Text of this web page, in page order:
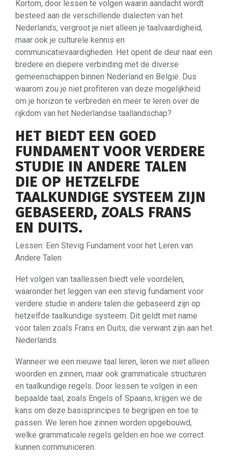
Kortom, door lessen te volgen waarin aandacht wordt
besteed aan de verschillende dialecten van het
Nederlands, vergroot je niet alleen je taalvaardigheid,
maar ook je culturele kennis en
communicatievaardigheden. Het opent de deur naar een
bredere en diepere verbinding met de diverse
gemeenschappen binnen Nederland en België. Dus
waarom zou je niet profiteren van deze mogelijkheid
om je horizon te verbreden en meer te leren over de
rijkdom van het Nederlandse taallandschap?
HET BIEDT EEN GOED
FUNDAMENT VOOR VERDERE
STUDIE IN ANDERE TALEN
DIE OP HETZELFDE
TAALKUNDIGE SYSTEEM ZIJN
GEBASEERD, ZOALS FRANS
EN DUITS.
Lessen: Een Stevig Fundament voor het Leren van
Andere Talen
Het volgen van taallessen biedt vele voordelen,
waaronder het leggen van een stevig fundament voor
verdere studie in andere talen die gebaseerd zijn op
hetzelfde taalkundige systeem. Dit geldt met name
voor talen zoals Frans en Duits, die verwant zijn aan het
Nederlands.
Wanneer we een nieuwe taal leren, leren we niet alleen
woorden en zinnen, maar ook grammaticale structuren
en taalkundige regels. Door lessen te volgen in een
bepaalde taal, zoals Engels of Spaans, krijgen we de
kans om deze basisprincipes te begrijpen en toe te
passen. We leren hoe zinnen worden opgebouwd,
welke grammaticale regels gelden en hoe we correct
kunnen communiceren.